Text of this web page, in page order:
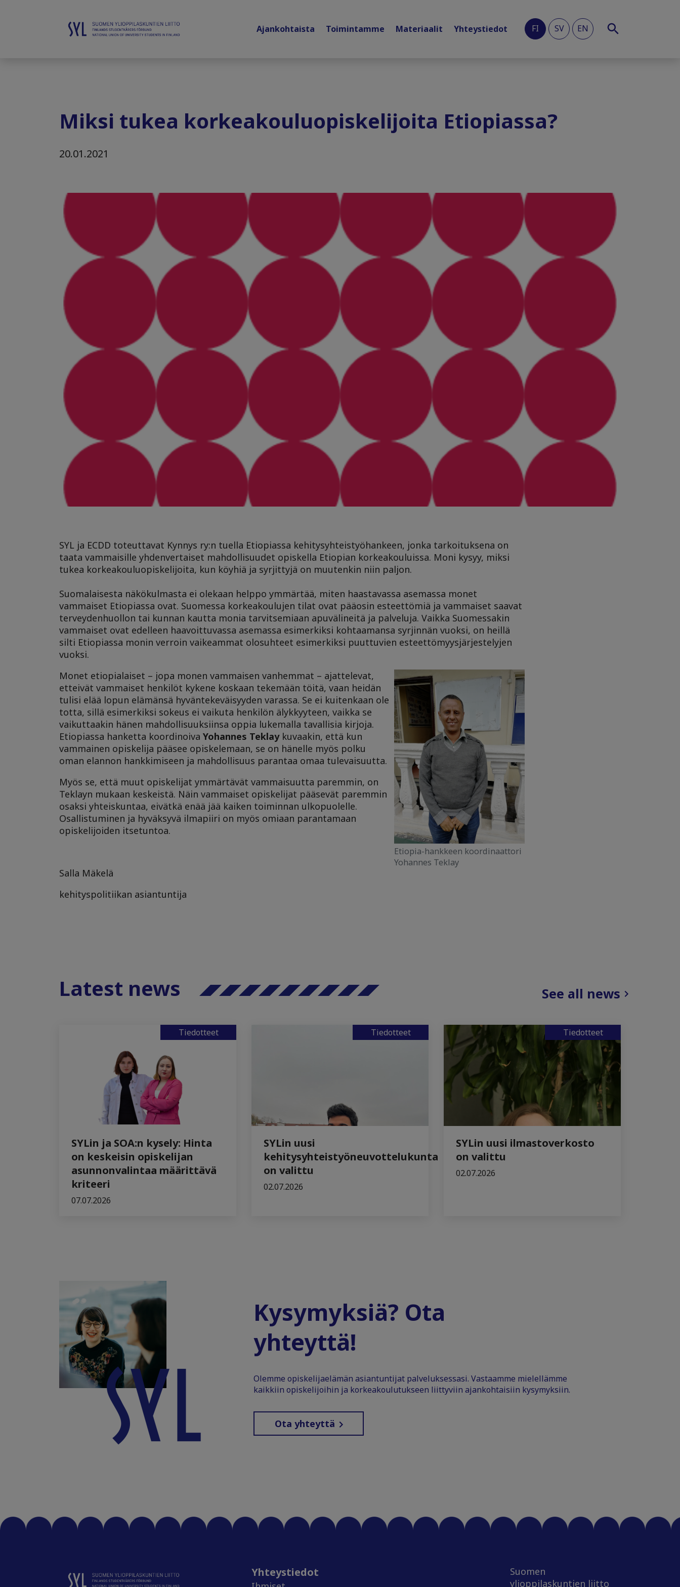
Ajankohtaista Toimintamme Materiaalit Yhteystiedot FI SV EN
Miksi tukea korkeakouluopiskelijoita Etiopiassa?
20.01.2021
SYL ja ECDD toteuttavat Kynnys ry:n tuella Etiopiassa kehitysyhteistyöhankeen, jonka tarkoituksena on
taata vammaisille yhdenvertaiset mahdollisuudet opiskella Etiopian korkeakouluissa. Moni kysyy, miksi
tukea korkeakouluopiskelijoita, kun köyhiä ja syrjittyjä on muutenkin niin paljon.
Suomalaisesta näkökulmasta ei olekaan helppo ymmärtää, miten haastavassa asemassa monet
vammaiset Etiopiassa ovat. Suomessa korkeakoulujen tilat ovat pääosin esteettömiä ja vammaiset saavat
terveydenhuollon tai kunnan kautta monia tarvitsemiaan apuvälineitä ja palveluja. Vaikka Suomessakin
vammaiset ovat edelleen haavoittuvassa asemassa esimerkiksi kohtaamansa syrjinnän vuoksi, on heillä
silti Etiopiassa monin verroin vaikeammat olosuhteet esimerkiksi puuttuvien esteettömyysjärjestelyjen
vuoksi.
Etiopia-hankkeen koordinaattori
Yohannes Teklay
Monet etiopialaiset – jopa monen vammaisen vanhemmat – ajattelevat,
etteivät vammaiset henkilöt kykene koskaan tekemään töitä, vaan heidän
tulisi elää lopun elämänsä hyväntekeväisyyden varassa. Se ei kuitenkaan ole
totta, sillä esimerkiksi sokeus ei vaikuta henkilön älykkyyteen, vaikka se
vaikuttaakin hänen mahdollisuuksiinsa oppia lukemalla tavallisia kirjoja.
Etiopiassa hanketta koordinoiva Yohannes Teklay kuvaakin, että kun
vammainen opiskelija pääsee opiskelemaan, se on hänelle myös polku
oman elannon hankkimiseen ja mahdollisuus parantaa omaa tulevaisuutta.
Myös se, että muut opiskelijat ymmärtävät vammaisuutta paremmin, on
Teklayn mukaan keskeistä. Näin vammaiset opiskelijat pääsevät paremmin
osaksi yhteiskuntaa, eivätkä enää jää kaiken toiminnan ulkopuolelle.
Osallistuminen ja hyväksyvä ilmapiiri on myös omiaan parantamaan
opiskelijoiden itsetuntoa.
Salla Mäkelä
kehityspolitiikan asiantuntija
Latest news See all news
Tiedotteet
SYLin ja SOA:n kysely: Hinta
on keskeisin opiskelijan
asunnonvalintaa määrittävä
kriteeri
07.07.2026
Tiedotteet
SYLin uusi
kehitysyhteistyöneuvottelukunta
on valittu
02.07.2026
Tiedotteet
SYLin uusi ilmastoverkosto
on valittu
02.07.2026
Kysymyksiä? Ota
yhteyttä!
Olemme opiskelijaelämän asiantuntijat palveluksessasi. Vastaamme mielellämme
kaikkiin opiskelijoihin ja korkeakoulutukseen liittyviin ajankohtaisiin kysymyksiin.
Ota yhteyttä
Yhteystiedot
Suomen
ylioppilaskuntien liitto